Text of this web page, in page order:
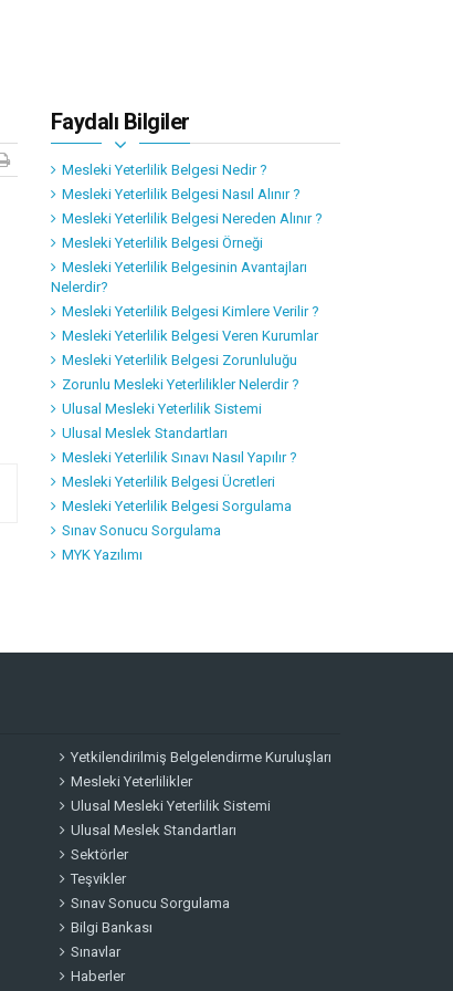
Faydalı Bilgiler
Mesleki Yeterlilik Belgesi Nedir ?
Mesleki Yeterlilik Belgesi Nasıl Alınır ?
Mesleki Yeterlilik Belgesi Nereden Alınır ?
Mesleki Yeterlilik Belgesi Örneği
Mesleki Yeterlilik Belgesinin Avantajları
Nelerdir?
Mesleki Yeterlilik Belgesi Kimlere Verilir ?
Mesleki Yeterlilik Belgesi Veren Kurumlar
Mesleki Yeterlilik Belgesi Zorunluluğu
Zorunlu Mesleki Yeterlilikler Nelerdir ?
Ulusal Mesleki Yeterlilik Sistemi
Ulusal Meslek Standartları
Mesleki Yeterlilik Sınavı Nasıl Yapılır ?
Mesleki Yeterlilik Belgesi Ücretleri
Mesleki Yeterlilik Belgesi Sorgulama
Sınav Sonucu Sorgulama
MYK Yazılımı
Yetkilendirilmiş Belgelendirme Kuruluşları
Mesleki Yeterlilikler
Ulusal Mesleki Yeterlilik Sistemi
Ulusal Meslek Standartları
Sektörler
Teşvikler
Sınav Sonucu Sorgulama
Bilgi Bankası
Sınavlar
Haberler